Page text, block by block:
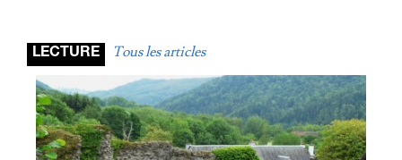
LECTURE Tous les articles